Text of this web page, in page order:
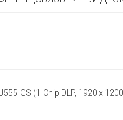
GS (1-Chip DLP, 1920 x